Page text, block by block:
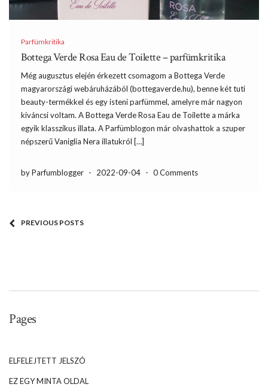
Parfümkritika
Bottega Verde Rosa Eau de Toilette – parfümkritika
Még augusztus elején érkezett csomagom a Bottega Verde
magyarországi webáruházából (bottegaverde.hu), benne két tuti
beauty-termékkel és egy isteni parfümmel, amelyre már nagyon
kíváncsi voltam. A Bottega Verde Rosa Eau de Toilette a márka
egyik klasszikus illata. A Parfümblogon már olvashattok a szuper
népszerű Vaniglia Nera illatukról […]
by Parfumblogger - 2022-09-04 - 0 Comments
PREVIOUS POSTS
Pages
ELFELEJTETT JELSZÓ
EZ EGY MINTA OLDAL